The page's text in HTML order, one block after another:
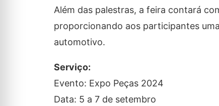
Além das palestras, a feira contará
proporcionando aos participantes
automotivo.
Serviço:
Evento: Expo Peças 2024
Data: 5 a 7 de setembro